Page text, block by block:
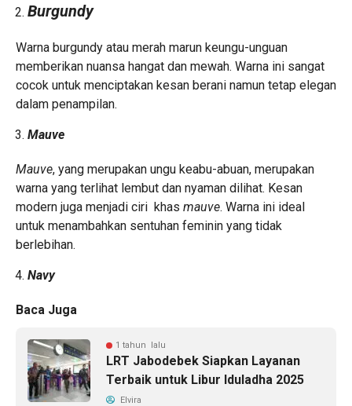
Burgundy
Warna burgundy atau merah marun keungu-unguan
memberikan nuansa hangat dan mewah. Warna ini sangat
cocok untuk menciptakan kesan berani namun tetap elegan
dalam penampilan.
Mauve
Mauve, yang merupakan ungu keabu-abuan, merupakan
warna yang terlihat lembut dan nyaman dilihat. Kesan
modern juga menjadi ciri khas mauve. Warna ini ideal
untuk menambahkan sentuhan feminin yang tidak
berlebihan.
Navy
Baca Juga
1 tahun lalu
LRT Jabodebek Siapkan Layanan
Terbaik untuk Libur Iduladha 2025
Elvira